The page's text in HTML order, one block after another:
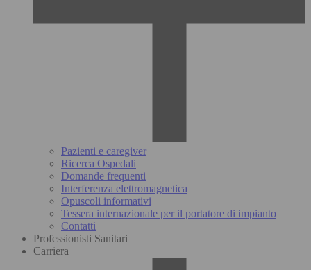
Pazienti e caregiver
Ricerca Ospedali
Domande frequenti
Interferenza elettromagnetica
Opuscoli informativi
Tessera internazionale per il portatore di impianto
Contatti
Professionisti Sanitari
Carriera